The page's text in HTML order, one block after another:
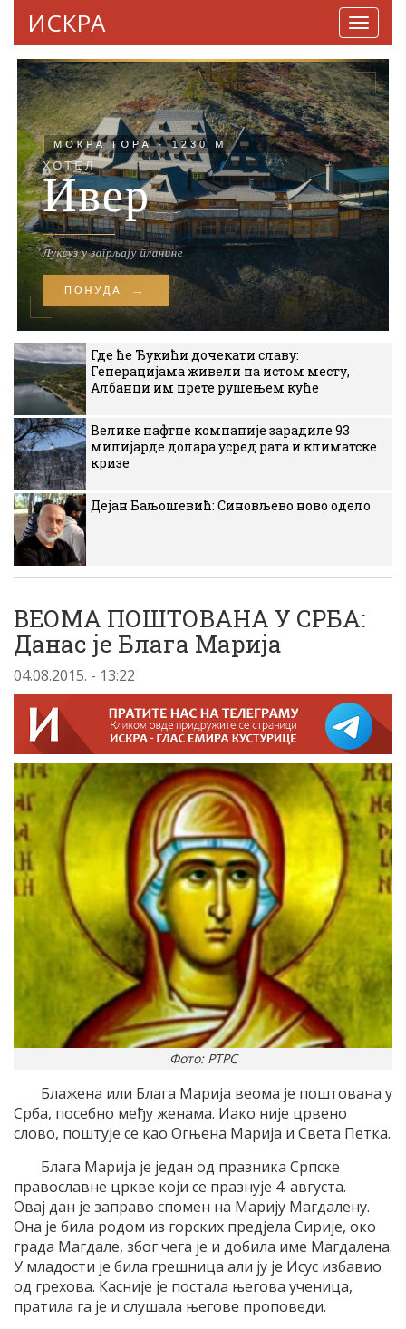
ИСКРА
Где ће Ђукићи дочекати славу:
Генерацијама живели на истом месту,
Албанци им прете рушењем куће
Велике нафтне компаније зарадиле 93
милијарде долара усред рата и климатске
кризе
Дејан Баљошевић: Синовљево ново одело
ВЕОМА ПОШТОВАНА У СРБА:
Данас је Блага Марија
04.08.2015. - 13:22
Фото: РТРС
Блажена или Блага Марија веома је поштована у
Срба, посебно међу женама. Иако није црвено
слово, поштује се као Огњена Марија и Света Петка.
Блага Марија је један од празника Српске
православне цркве који се празнује 4. августа.
Овај дан је заправо спомен на Марију Магдалену.
Она је била родом из горских предјела Сирије, око
града Магдале, због чега је и добила име Магдалена.
У младости је била грешница али ју је Исус избавио
од грехова. Касније је постала његова ученица,
пратила га је и слушала његове проповеди.